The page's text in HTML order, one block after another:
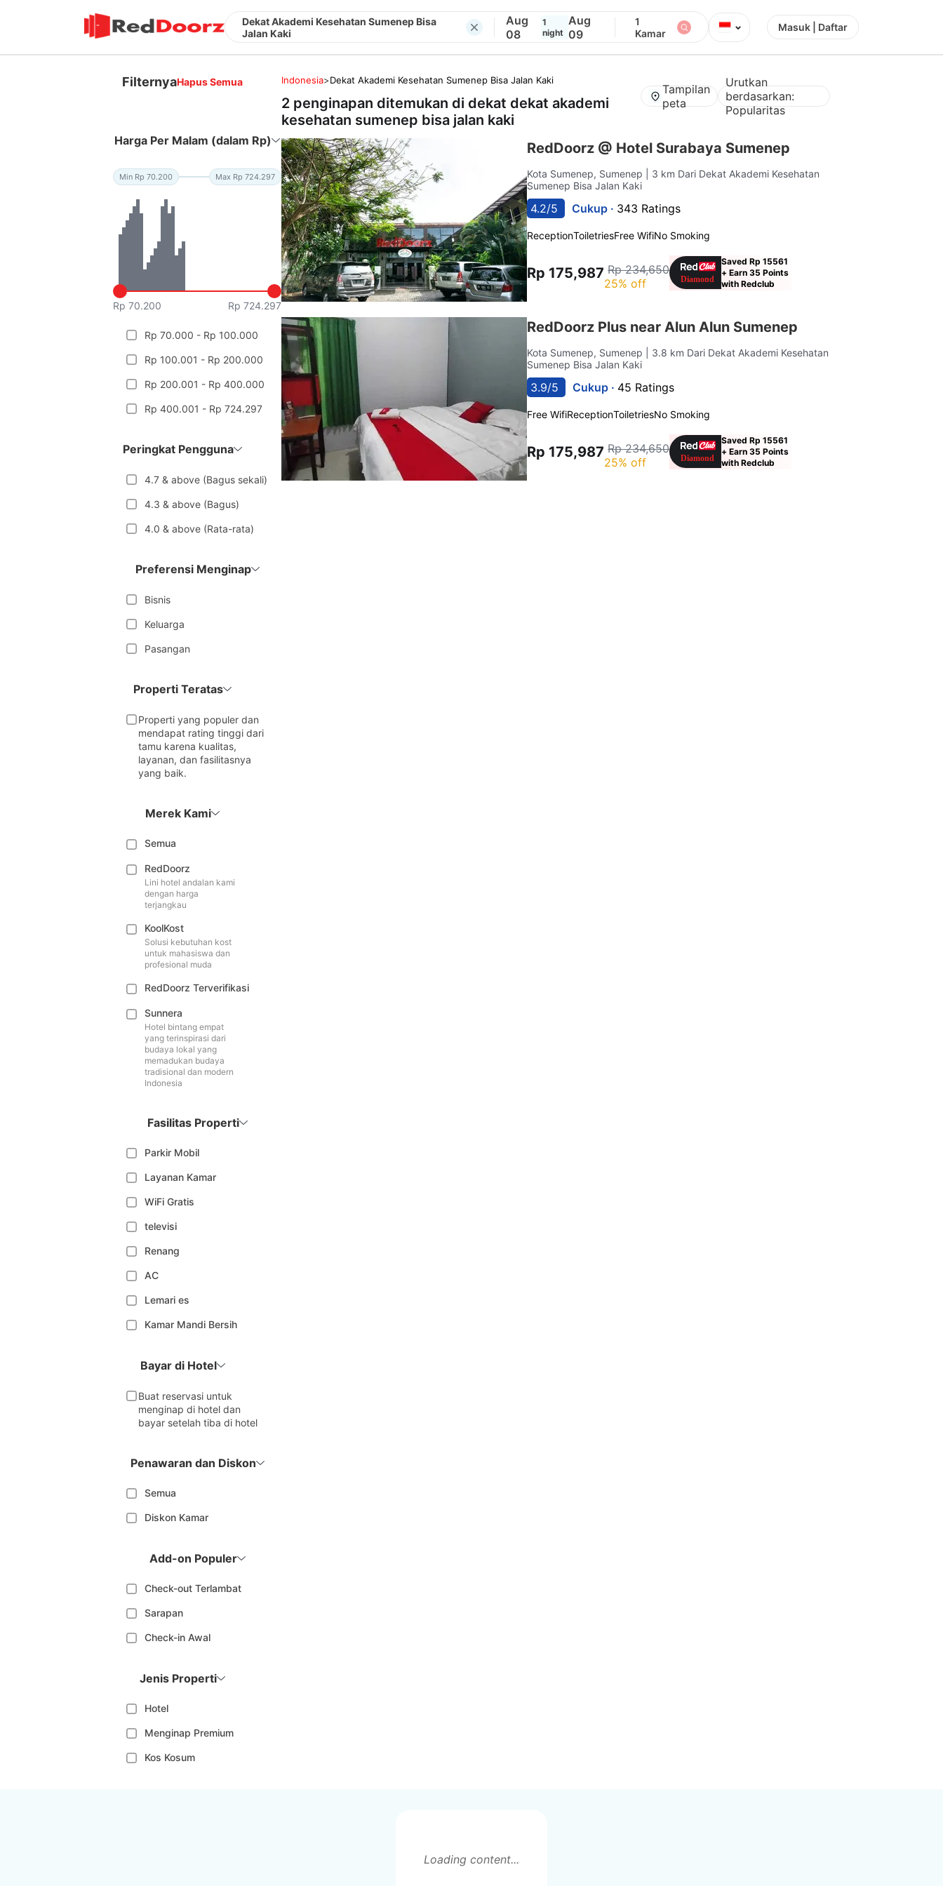
Dekat Akademi Kesehatan Sumenep Bisa
Jalan Kaki
Aug
08
1
night
Aug
09
1
Kamar
⌄ Masuk | Daftar
FilternyaHapus Semua
Harga Per Malam (dalam Rp)
Min Rp 70.200 Max Rp 724.297
Rp 70.200 Rp 724.297
Rp 70.000 - Rp 100.000
Rp 100.001 - Rp 200.000
Rp 200.001 - Rp 400.000
Rp 400.001 - Rp 724.297
Peringkat Pengguna
4.7 & above (Bagus sekali)
4.3 & above (Bagus)
4.0 & above (Rata-rata)
Preferensi Menginap
Bisnis
Keluarga
Pasangan
Properti Teratas
Properti yang populer dan
mendapat rating tinggi dari
tamu karena kualitas,
layanan, dan fasilitasnya
yang baik.
Merek Kami
Semua
RedDoorz
Lini hotel andalan kami
dengan harga
terjangkau
KoolKost
Solusi kebutuhan kost
untuk mahasiswa dan
profesional muda
RedDoorz Terverifikasi
Sunnera
Hotel bintang empat
yang terinspirasi dari
budaya lokal yang
memadukan budaya
tradisional dan modern
Indonesia
Fasilitas Properti
Parkir Mobil
Layanan Kamar
WiFi Gratis
televisi
Renang
AC
Lemari es
Kamar Mandi Bersih
Bayar di Hotel
Buat reservasi untuk
menginap di hotel dan
bayar setelah tiba di hotel
Penawaran dan Diskon
Semua
Diskon Kamar
Add-on Populer
Check-out Terlambat
Sarapan
Check-in Awal
Jenis Properti
Hotel
Menginap Premium
Kos Kosum
Indonesia>Dekat Akademi Kesehatan Sumenep Bisa Jalan Kaki
2 penginapan ditemukan di dekatdekat akademi
kesehatan sumenep bisa jalan kaki
Tampilan
peta
Urutkan
berdasarkan:
Popularitas
RedDoorz @ Hotel Surabaya Sumenep
Kota Sumenep, Sumenep
| 3 km Dari Dekat Akademi Kesehatan
Sumenep Bisa Jalan Kaki
4.2/5 Cukup · 343 Ratings
ReceptionToiletriesFree WifiNo Smoking
Rp 175,987 Rp 234,650
25% off
Saved Rp 15561
+ Earn 35 Points
with Redclub
RedDoorz Plus near Alun Alun Sumenep
Kota Sumenep, Sumenep
| 3.8 km Dari Dekat Akademi Kesehatan
Sumenep Bisa Jalan Kaki
3.9/5 Cukup · 45 Ratings
Free WifiReceptionToiletriesNo Smoking
Rp 175,987 Rp 234,650
25% off
Saved Rp 15561
+ Earn 35 Points
with Redclub
Loading content...